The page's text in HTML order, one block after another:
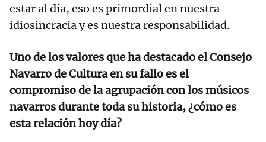
estar al día, eso es primordial en nuestra
idiosincracia y es nuestra responsabilidad.
Uno de los valores que ha destacado el Consejo
Navarro de Cultura en su fallo es el
compromiso de la agrupación con los músicos
navarros durante toda su historia, ¿cómo es
esta relación hoy día?